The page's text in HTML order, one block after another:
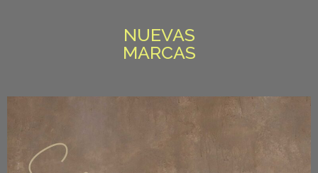
NUEVAS
MARCAS